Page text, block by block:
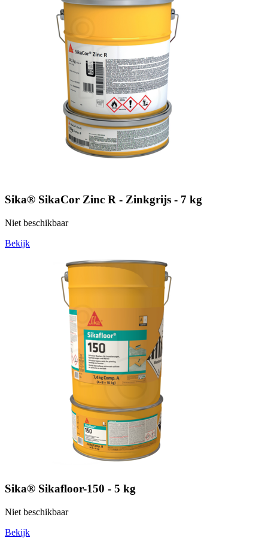
Sika® SikaCor Zinc R - Zinkgrijs - 7 kg
Niet beschikbaar
Bekijk
Sika® Sikafloor-150 - 5 kg
Niet beschikbaar
Bekijk